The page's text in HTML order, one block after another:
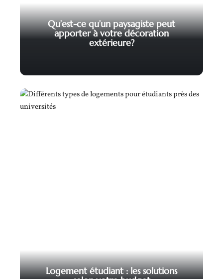
Qu’est-ce qu’un paysagiste peut
apporter à votre décoration
extérieure?
Logement étudiant : les solutions